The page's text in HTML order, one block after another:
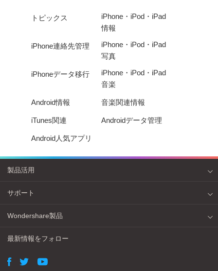
トピックス
iPhone・iPod・iPad
情報
iPhone連絡先管理
iPhone・iPod・iPad
写真
iPhoneデータ移行
iPhone・iPod・iPad
音楽
Android情報 音楽関連情報
iTunes関連 Androidデータ管理
Android人気アプリ
製品活用
サポート
Wondershare製品
最新情報をフォロー